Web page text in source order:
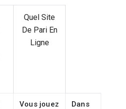
Quel Site
De Pari En
Ligne
Vous jouez
Dans